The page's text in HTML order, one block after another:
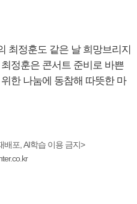
최정훈도 같은 날 희망브리지
정훈은 콘서트 준비로 바쁜
한 나눔에 동참해 따뜻한 마
포, AI학습 이용 금지>